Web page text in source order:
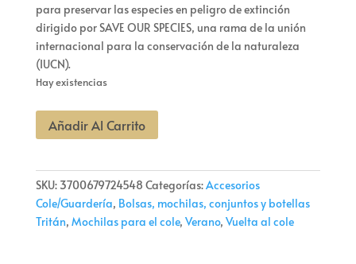
para preservar las especies en peligro de extinción
dirigido por SAVE OUR SPECIES, una rama de la unión
internacional para la conservación de la naturaleza
(IUCN).
Hay existencias
MOCHILA
SACO
ORGÁNICO
OSO
cantidad
Añadir Al Carrito
SKU: 3700679724548 Categorías:Accesorios
Cole/Guardería, Bolsas, mochilas, conjuntos y botellas
Tritán, Mochilas para el cole, Verano, Vuelta al cole